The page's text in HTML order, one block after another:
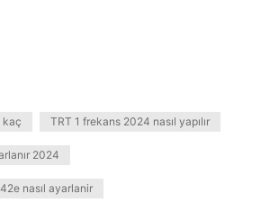
kaç TRT 1 frekans 2024 nasıl yapılır
2024
nasıl ayarlanir